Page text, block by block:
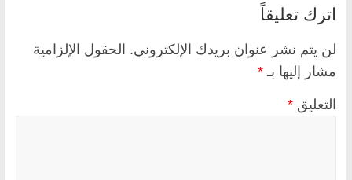
اترك تعليقاً
لن يتم نشر عنوان بريدك الإلكتروني. الحقول الإلزامية
مشار إليها بـ *
التعليق *